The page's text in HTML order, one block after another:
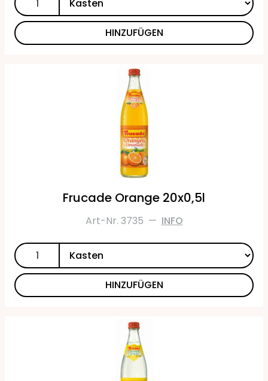
HINZUFÜGEN
Frucade Orange 20x0,5l
Art-Nr. 3735 — INFO
HINZUFÜGEN